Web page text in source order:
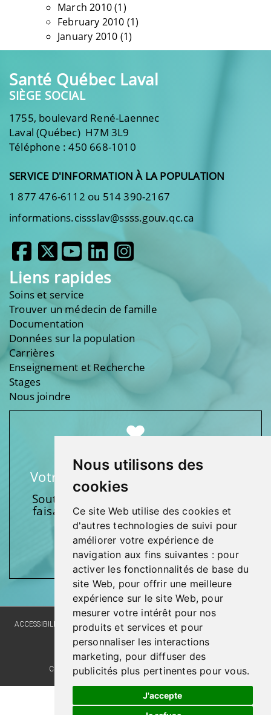
Nous utilisons des
cookies
Ce site Web utilise des cookies et
d'autres technologies de suivi pour
améliorer votre expérience de
navigation aux fins suivantes : pour
activer les fonctionnalités de base du
site Web, pour offrir une meilleure
expérience sur le site Web, pour
mesurer votre intérêt pour nos
produits et services et pour
personnaliser les interactions
marketing, pour diffuser des
publicités plus pertinentes pour vous.
J'accepte
March 2010(1)
February 2010 (1)
January 2010 (1)
Santé Québec Laval
SIÈGE SOCIAL
1755, boulevard René-Laennec
Laval (Québec) H7M 3L9
Téléphone : 450 668-1010
SERVICE D'INFORMATION À LA POPULATION
1 877 476-6112 ou 514 390-2167
informations.cissslav@ssss.gouv.qc.ca
Liens rapides
Soins et service
Trouver un médecin de famille
Documentation
Données sur la population
Carrières
Enseignement et Recherche
Stages
Nous joindre
Votre soutien fait une différence
Soutenez l’une de nos fondations en
faisant un don et en participant aux
activités.
Donnez généreusement!
ACCESSIBILITY SITE MAP LANGUAGE POLICY PRIVACY POLICY
WEBSITE DEVELOPMENT
COMMENTS, SUGGESTIONS, ACKNOWLEDGMENTS